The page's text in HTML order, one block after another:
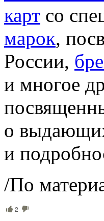
карт со
марок,
России,
и многое
о
и
/По
2